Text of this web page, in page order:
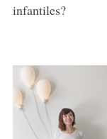
infantiles?